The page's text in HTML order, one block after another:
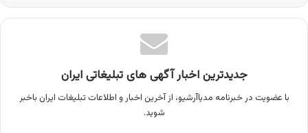
جدیدترین اخبار آگهی های تبلیغاتی ایران
با عضویت در خبرنامه مدیاآرشیو، از آخرین اخبار و اطلاعات تبلیغات ایران باخبر
شوید.